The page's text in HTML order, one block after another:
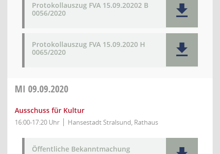
Protokollauszug FVA 15.09.20202 B
0056/2020
Protokollauszug FVA 15.09.2020 H
0065/2020
MI 09.09.2020
Ausschuss für Kultur
16:00-17:20 Uhr Hansestadt Stralsund, Rathaus
Öffentliche Bekanntmachung